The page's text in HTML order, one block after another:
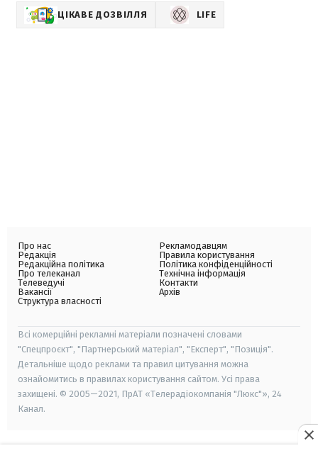
ЦІКАВЕ ДОЗВІЛЛЯ LIFE
Про нас
Редакція
Редакційна політика
Про телеканал
Телеведучі
Вакансії
Структура власності
Рекламодавцям
Правила користування
Політика конфіденційності
Технічна інформація
Контакти
Архів
Всі комерційні рекламні матеріали позначені словами
"Спецпроєкт", "Партнерський матеріал", "Експерт", "Позиція".
Детальніше щодо реклами та правил цитування можна
ознайомитись в правилах користування сайтом. Усі права
захищені. © 2005—2021, ПрАТ «Телерадіокомпанія "Люкс"», 24
Канал.